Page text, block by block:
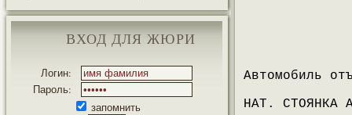
ВХОД ДЛЯ ЖЮРИ
Логин:
Пароль:
запомнить
Автомобиль
НАТ. СТОЯНКА